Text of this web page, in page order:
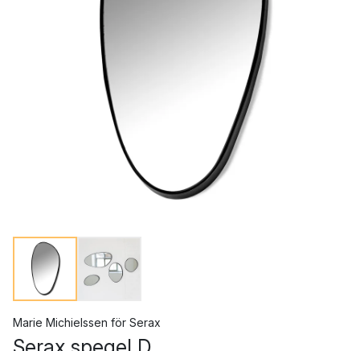
Marie Michielssen för Serax